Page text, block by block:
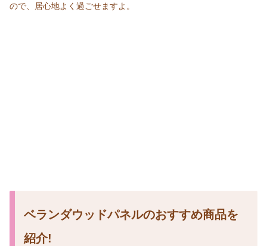
ので、居心地よく過ごせますよ。
ベランダウッドパネルのおすすめ商品を
紹介!